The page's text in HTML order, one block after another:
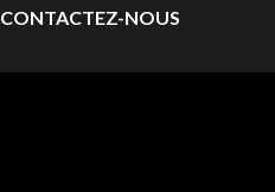
CONTACTEZ-NOUS